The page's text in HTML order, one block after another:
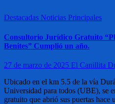
Destacadas Noticias Principales
Consultorio Jurídico Gratuito
Benites” Cumplió un año.
27 de marzo de 2025 El Canillita
Ubicado en el km 5.5 de la vía
Universidad para todos (UBE), se
gratuito que abrió sus puertas